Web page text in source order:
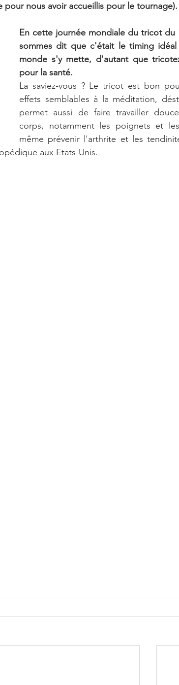
pour nous avoir accueillis pour le tournage).
En cette journée mondiale du tricot du
sommes dit que c'était le timing
monde s'y mette, d'autant que
pour la santé.
La saviez-vous ? Le tricot est bon
effets semblables à la méditation,
permet aussi de faire travailler
corps, notamment les poignets et
même prévenir l'arthrite et les
aux Etats-Unis.